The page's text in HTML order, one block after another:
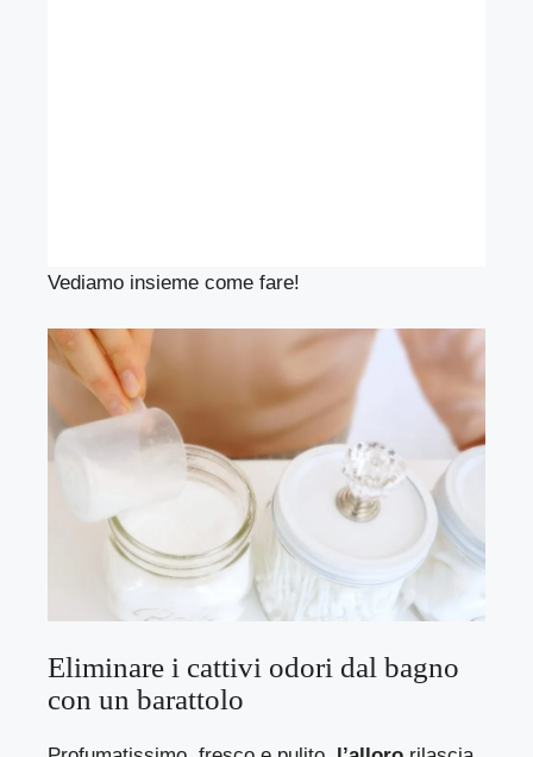
Vediamo insieme come fare!
Eliminare i cattivi odori dal bagno
con un barattolo